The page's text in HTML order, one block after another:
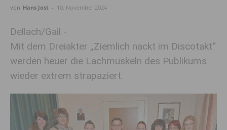
von Hans Jost - 10. November 2024
Dellach/Gail -
Mit dem Dreiakter „Ziemlich nackt im Discotakt“
werden heuer die Lachmuskeln des Publikums
wieder extrem strapaziert.